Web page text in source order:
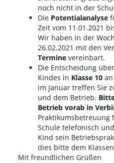
noch nicht in der
Die Potentialanalyse
Zeit vom 11.01.2021
Wir haben in der
26.02.2021 mit den
Terminevereinbart.
Die Entscheidung
Kindes in Klasse 10an
im Januar treffen Sie
und dem Betrieb.
Betrieb vorab in
Praktikumsbetreuung
Schule telefonisch
Kind sein
dies bitte dem
Mit freundlichen Grüßen